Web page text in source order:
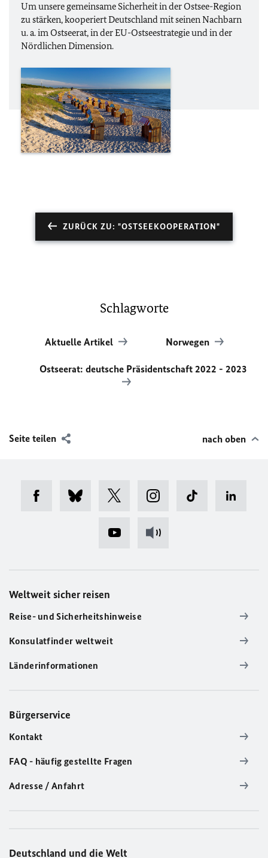
Um unsere gemeinsame Sicherheit in der Ostsee-Region
zu stärken, kooperiert Deutschland mit seinen Nachbarn
u. a. im Ostseerat, in derEU-Ostseestrategie und in der
Nördlichen Dimension.
ZURÜCK ZU: "OSTSEEKOOPERATION"
Schlagworte
Aktuelle Artikel Norwegen
Ostseerat: deutsche Präsidentschaft 2022 - 2023
Seite teilen nach oben
Weltweit sicher reisen
Reise- und Sicherheitshinweise
Konsulatfinder weltweit
Länderinformationen
Bürgerservice
Kontakt
FAQ - häufig gestellte Fragen
Adresse / Anfahrt
Deutschland und die Welt